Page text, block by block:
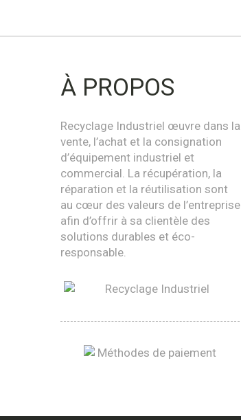
À PROPOS
Recyclage Industriel œuvre dans la
vente, l’achat et la consignation
d’équipement industriel et
commercial. La récupération, la
réparation et la réutilisation sont
au cœur des valeurs de l’entreprise
afin d’offrir à sa clientèle des
solutions durables et éco-
responsable.